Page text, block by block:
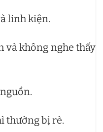
linh kiện.
và không nghe thấy
thường bị rè.